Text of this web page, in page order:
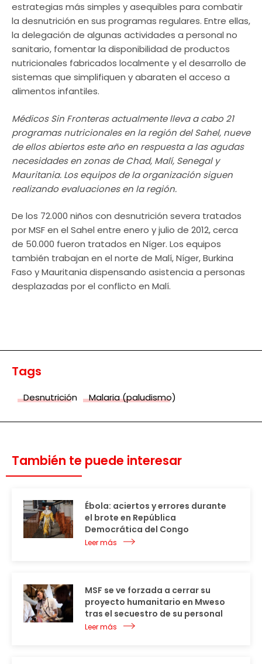
estrategias más simples y asequibles para combatir
la desnutrición en sus programas regulares. Entre ellas,
la delegación de algunas actividades a personal no
sanitario, fomentar la disponibilidad de productos
nutricionales fabricados localmente y el desarrollo de
sistemas que simplifiquen y abaraten el acceso a
alimentos infantiles.
Médicos Sin Fronteras actualmente lleva a cabo 21
programas nutricionales en la región del Sahel, nueve
de ellos abiertos este año en respuesta a las agudas
necesidades en zonas de Chad, Malí, Senegal y
Mauritania. Los equipos de la organización siguen
realizando evaluaciones en la región.
De los 72.000 niños con desnutrición severa tratados
por MSF en el Sahel entre enero y julio de 2012, cerca
de 50.000 fueron tratados en Níger. Los equipos
también trabajan en el norte de Malí, Níger, Burkina
Faso y Mauritania dispensando asistencia a personas
desplazadas por el conflicto en Malí.
Tags
Desnutrición Malaria (paludismo)
También te puede interesar
Ébola: aciertos y errores durante
el brote en República
Democrática del Congo
Leer más
MSF se ve forzada a cerrar su
proyecto humanitario en Mweso
tras el secuestro de su personal
Leer más